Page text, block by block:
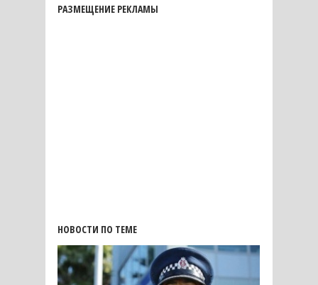
РАЗМЕЩЕНИЕ РЕКЛАМЫ
НОВОСТИ ПО ТЕМЕ